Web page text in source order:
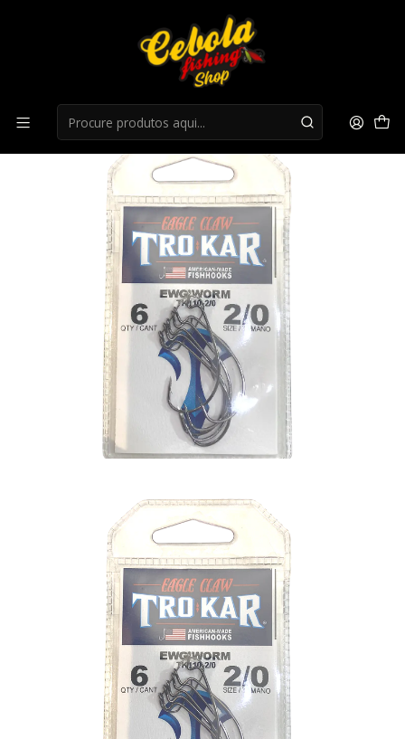
Anzois
Anzois Eagle Claw Trokar Ewg Worm Hook Platinum
Chrome